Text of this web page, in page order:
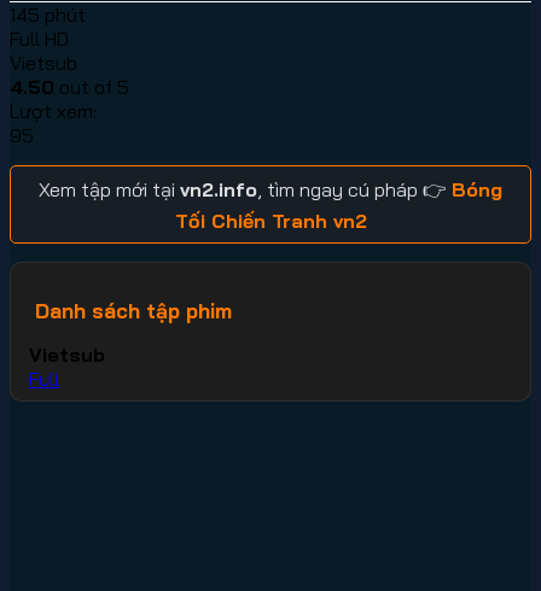
145 phút
Full HD
Vietsub
4.50 out of 5
Lượt xem:
95
Xem tập mới tại vn2.info , tìm ngay cú pháp 👉 Bóng
Tối Chiến Tranh vn2
Danh sách tập phim
Vietsub
Full